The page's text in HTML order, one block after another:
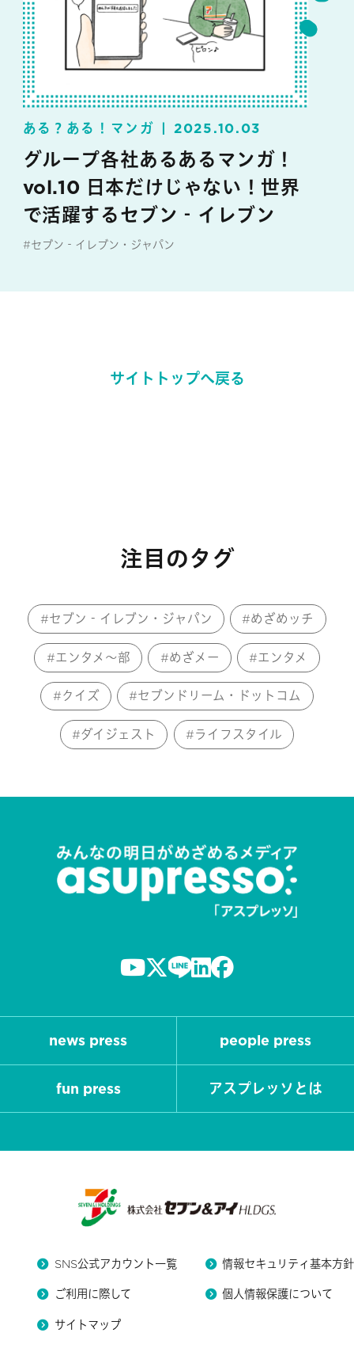
ある？ある！マンガ 2025.10.03
グループ各社あるあるマンガ！
vol.10 日本だけじゃない！世界
で活躍するセブン‐イレブン
#セブン‐イレブン・ジャパン
サイトトップへ戻る
注目のタグ
セブン‐イレブン・ジャパン めざめッチ
エンタメ～部 めざメー エンタメ
クイズ セブンドリーム・ドットコム
ダイジェスト ライフスタイル
news press people press
fun press アスプレッソとは
SNS公式アカウント一覧 情報セキュリティ基本方針
ご利用に際して 個人情報保護について
サイトマップ